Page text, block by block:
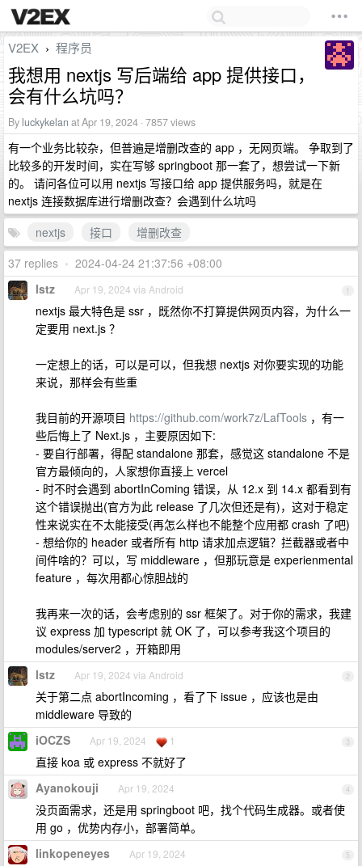
V2EX › 程序员
我想用 nextjs 写后端给 app 提供接口，
会有什么坑吗？
By luckykelan at Apr 19, 2024 · 7857 views
有一个业务比较杂，但普遍是增删改查的 app ，无网页端。 争取到了
比较多的开发时间，实在写够 springboot 那一套了，想尝试一下新
的。 请问各位可以用 nextjs 写接口给 app 提供服务吗，就是在
nextjs 连接数据库进行增删改查？会遇到什么坑吗
nextjs
接口
增删改查
37 replies • 2024-04-24 21:37:56 +08:00
1
lstz Apr 19, 2024 via Android
nextjs 最大特色是 ssr ，既然你不打算提供网页内容，为什么一
定要用 next.js ？
一定想上的话，可以是可以，但我想 nextjs 对你要实现的功能
来说，那样会有些重
我目前的开源项目 https://github.com/work7z/LafTools ，有一
些后悔上了 Next.js ，主要原因如下:
- 要自行部署，得配 standalone 那套，感觉这 standalone 不是
官方最倾向的，人家想你直接上 vercel
- 时不时会遇到 abortInComing 错误，从 12.x 到 14.x 都看到有
这个错误抛出(官方为此 release 了几次但还是有)，这对于稳定
性来说实在不太能接受(再怎么样也不能整个应用都 crash 了吧)
- 想给你的 header 或者所有 http 请求加点逻辑？拦截器或者中
间件啥的？可以，写 middleware ，但那玩意是 experienmental
feature ，每次用都心惊胆战的
我再来一次的话，会考虑别的 ssr 框架了。对于你的需求，我建
议 express 加 typescript 就 OK 了，可以参考我这个项目的
modules/server2 ，开箱即用
2
lstz Apr 19, 2024 via Android
关于第二点 abortIncoming ，看了下 issue ，应该也是由
middleware 导致的
3
iOCZS Apr 19, 2024 1
直接 koa 或 express 不就好了
4
Ayanokouji Apr 19, 2024
没页面需求，还是用 springboot 吧，找个代码生成器。或者使
用 go ，优势内存小，部署简单。
5
linkopeneyes Apr 19, 2024